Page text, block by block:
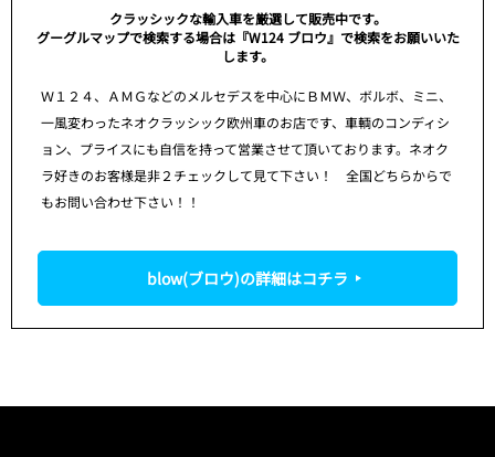
クラッシックな輸入車を厳選して販売中です。
グーグルマップで検索する場合は『W124 ブロウ』で検索をお願いいた
します。
Ｗ１２４、ＡＭＧなどのメルセデスを中心にＢＭＷ、ボルボ、ミニ、
一風変わったネオクラッシック欧州車のお店です、車輌のコンディシ
ョン、プライスにも自信を持って営業させて頂いております。ネオク
ラ好きのお客様是非２チェックして見て下さい！ 全国どちらからで
もお問い合わせ下さい！！
blow(ブロウ)の詳細はコチラ